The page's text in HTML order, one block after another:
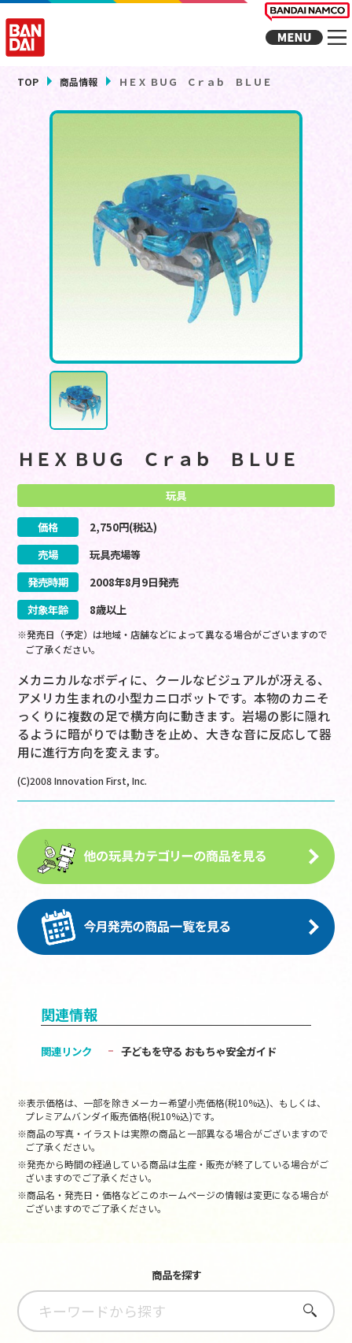
TOP 商品情報 ＨＥＸ ＢＵＧ Ｃｒａｂ ＢＬＵＥ
ＨＥＸ ＢＵＧ Ｃｒａｂ ＢＬＵＥ
玩具
価格 2,750円(税込)
売場
玩具売場等
発売時期
2008年8月9日発売
対象年齢
8歳以上
※発売日（予定）は地域・店舗などによって異なる場合がございますので
ご了承ください。
メカニカルなボディに、クールなビジュアルが冴える、
アメリカ生まれの小型カニロボットです。本物のカニそ
っくりに複数の足で横方向に動きます。岩場の影に隠れ
るように暗がりでは動きを止め、大きな音に反応して器
用に進行方向を変えます。
(C)2008 Innovation First, Inc.
関連情報
関連リンク 子どもを守る おもちゃ安全ガイド
※表示価格は、一部を除きメーカー希望小売価格(税10%込)、もしくは、
プレミアムバンダイ販売価格(税10%込)です。
※商品の写真・イラストは実際の商品と一部異なる場合がございますので
ご了承ください。
※発売から時間の経過している商品は生産・販売が終了している場合がご
ざいますのでご了承ください。
※商品名・発売日・価格などこのホームページの情報は変更になる場合が
ございますのでご了承ください。
商品を探す
さがす